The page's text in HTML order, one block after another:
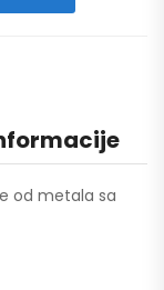
od metala sa